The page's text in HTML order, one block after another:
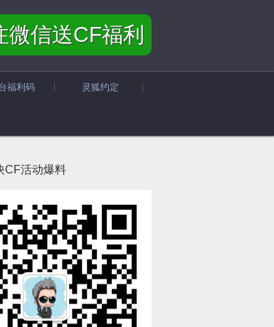
微信送CF福利
福利码 灵狐约定
CF活动爆料